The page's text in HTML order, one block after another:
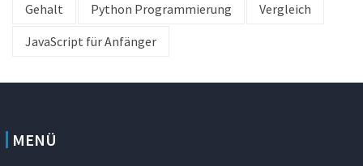
Gehalt
Python Programmierung
Vergleich
JavaScript für Anfänger
MENÜ